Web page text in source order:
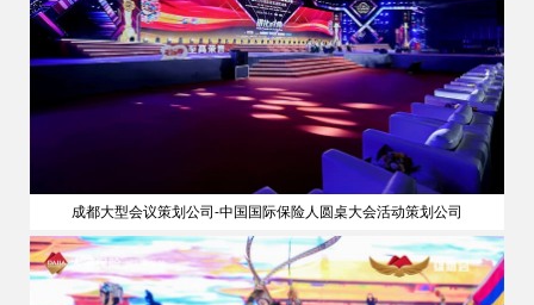
成都大型会议策划公司-中国国际保险人圆桌大会活动策划公司